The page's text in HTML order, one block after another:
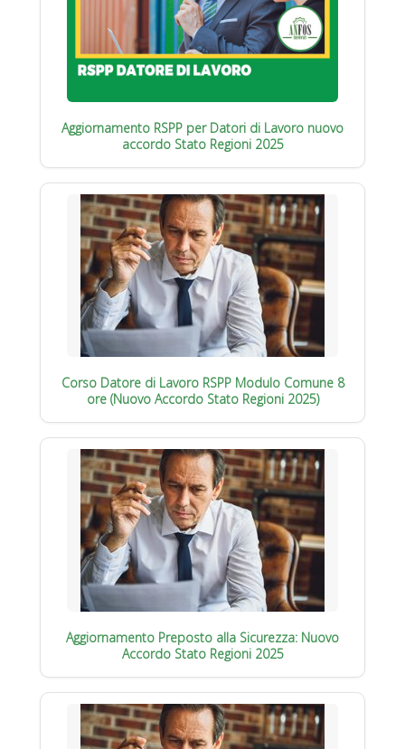
Aggiornamento RSPP per Datori di Lavoro nuovo
accordo Stato Regioni 2025
Corso Datore di Lavoro RSPP Modulo Comune 8
ore (Nuovo Accordo Stato Regioni 2025)
Aggiornamento Preposto alla Sicurezza: Nuovo
Accordo Stato Regioni 2025